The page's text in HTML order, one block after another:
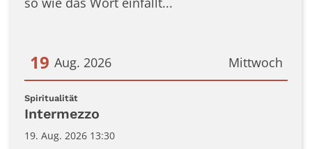
Mittwoch
19 Aug. 2026
Datum: 19. August 2026
Spiritualität:
Intermezzo
19. Aug. 2026 13:30